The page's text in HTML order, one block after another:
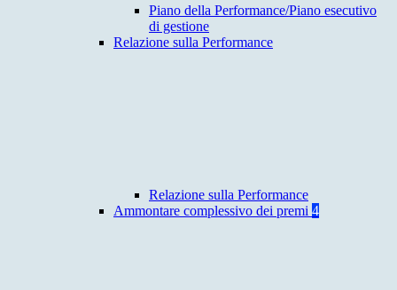
Piano della Performance/Piano esecutivo
di gestione
Relazione sulla Performance
Relazione sulla Performance
Ammontare complessivo dei premi 4